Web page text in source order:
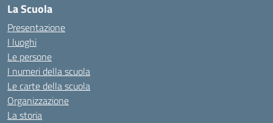
La Scuola
Presentazione
I luoghi
Le persone
I numeri della scuola
Le carte della scuola
Organizzazione
La storia